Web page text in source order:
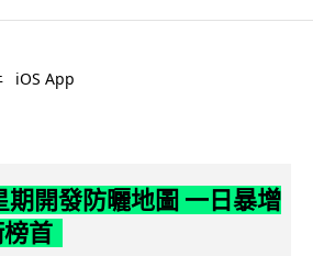
iOS App
期開發防曬地圖 一日暴增
首